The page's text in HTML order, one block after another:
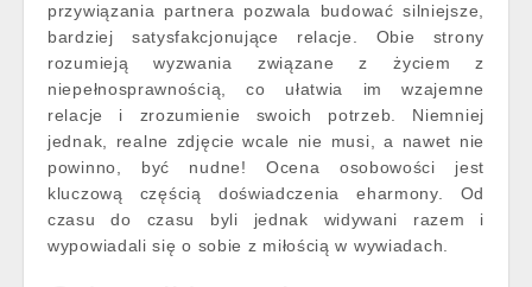
przywiązania partnera pozwala budować silniejsze,
bardziej satysfakcjonujące relacje. Obie strony
rozumieją wyzwania związane z życiem z
niepełnosprawnością, co ułatwia im wzajemne
relacje i zrozumienie swoich potrzeb. Niemniej
jednak, realne zdjęcie wcale nie musi, a nawet nie
powinno, być nudne! Ocena osobowości jest
kluczową częścią doświadczenia eharmony. Od
czasu do czasu byli jednak widywani razem i
wypowiadali się o sobie z miłością w wywiadach.